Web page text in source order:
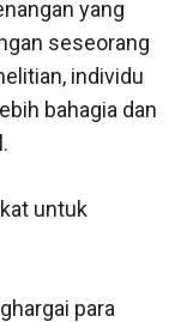
yang
seseorang
individu
bahagia dan
untuk
para